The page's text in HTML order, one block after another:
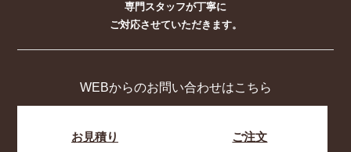
専門スタッフが丁寧に
ご対応させていただきます。
WEBからのお問い合わせはこちら
お見積り ご注文